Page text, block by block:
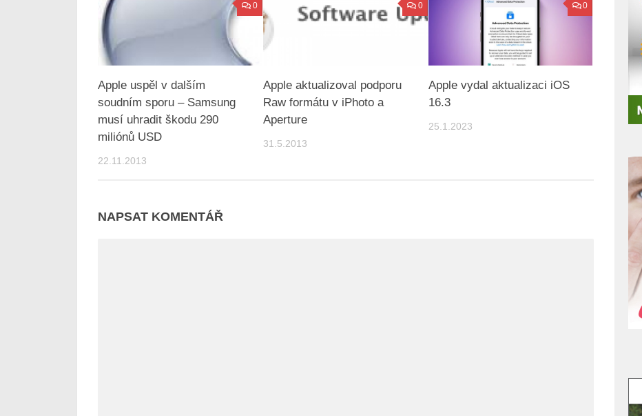
0
Apple uspěl v dalším
soudním sporu – Samsung
musí uhradit škodu 290
miliónů USD
22.11.2013
0
Apple aktualizoval podporu
Raw formátu v iPhoto a
Aperture
31.5.2013
0
Apple vydal aktualizaci iOS
16.3
25.1.2023
NAPSAT KOMENTÁŘ